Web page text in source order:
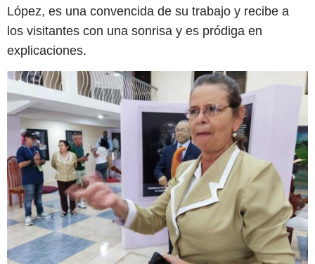
López, es una convencida de su trabajo y recibe a
los visitantes con una sonrisa y es pródiga en
explicaciones.